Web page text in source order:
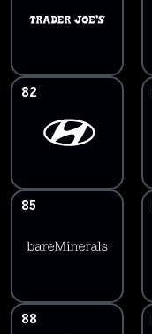
82
85
88